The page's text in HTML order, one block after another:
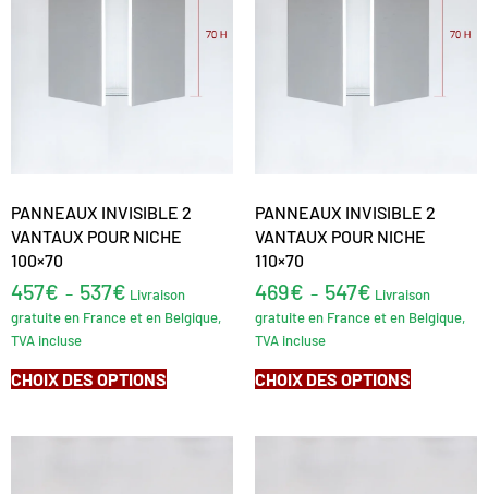
PANNEAUX INVISIBLE 2
VANTAUX POUR NICHE
100×70
457€ – 537€ Livraison
gratuite en France et en Belgique,
TVA incluse
CHOIX DES OPTIONS
PANNEAUX INVISIBLE 2
VANTAUX POUR NICHE
110×70
469€ – 547€ Livraison
gratuite en France et en Belgique,
TVA incluse
CHOIX DES OPTIONS